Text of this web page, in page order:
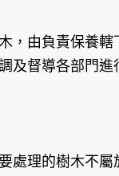
由負責保養轄
及督導各部門進
處理的樹木不